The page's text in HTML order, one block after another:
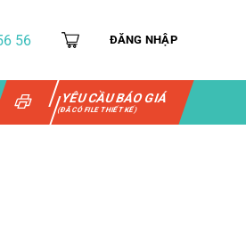
56 ĐĂNG NHẬP
YÊU CẦU BÁO GIÁ
(ĐÃ CÓ FILE THIẾT KẾ)